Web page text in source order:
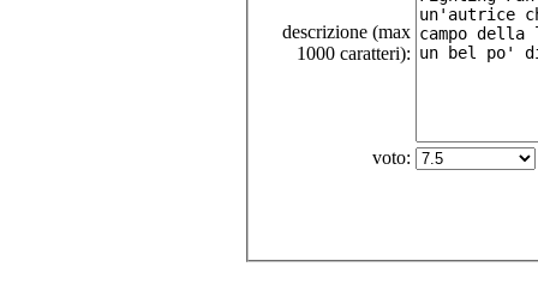
descrizione (max
1000 caratteri):
voto: